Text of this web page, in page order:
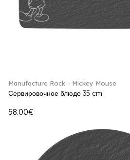
Manufacture Rock - Mickey Mouse
Сервировочное блюдо 35 cm
58.00€